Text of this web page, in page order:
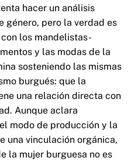
hacer un análisis
género, pero la verdad es
los mandelistas-
y las modas de la
sosteniendo las mismas
burgués: que la
una relación directa con
Aunque aclara
modo de producción y la
una vinculación orgánica,
la mujer burguesa no es